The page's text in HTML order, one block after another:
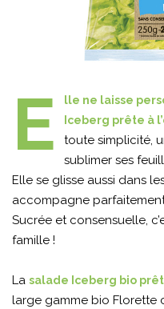
E
lle ne laisse
Iceberg prête à
toute simplicité,
sublimer ses
Elle se glisse aussi dans
accompagne
Sucrée et consensuelle,
famille !
La salade Iceberg bio
large gamme bio Florette